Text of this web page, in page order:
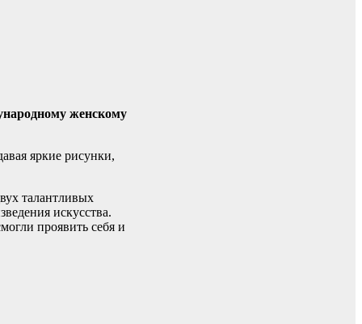
женскому
яркие рисунки,
талантливых
искусства.
проявить себя и